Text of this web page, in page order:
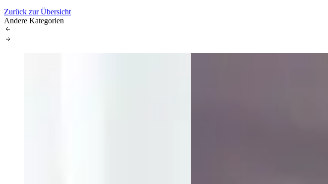
Zurück zur Übersicht
Andere Kategorien